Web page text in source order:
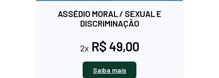
ASSÉDIO MORAL / SEXUAL E
DISCRIMINAÇÃO
2x R$ 49,00
Saiba mais